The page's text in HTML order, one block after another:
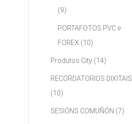
(9)
PORTAFOTOS PVC e
FOREX (10)
Produtos City (14)
RECORDATORIOS DIXITAIS
(10)
SESIÓNS COMUÑÓN (7)